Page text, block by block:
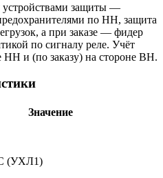
защиты —
по НН, защита
а при заказе — фидер
по сигналу реле. Учёт
НН и (по заказу) на стороне ВН.
Значение
(УХЛ1)